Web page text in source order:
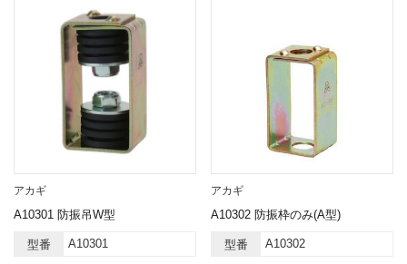
アカギ
A10301 防振吊W型
型番 A10301
アカギ
A10302 防振枠のみ(A型)
型番 A10302